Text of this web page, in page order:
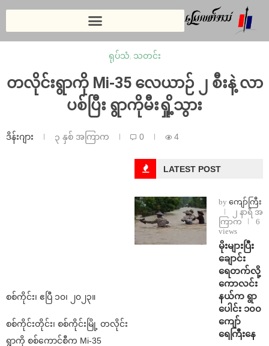
ရုပ်သံ, သတင်း
တလိုင်းရွာကို Mi-35 လေယာဉ် ၂ စီးနဲ့ လာ
ပစ်ပြီး ရွာကိုမီးရှို့သွား
ဒိန်းဂျား ၃ နှစ် အကြာက 0 4
စစ်ကိုင်း၊ ဧပြီ ၁၀၊ ၂၀၂၃။
စစ်ကိုင်းတိုင်း၊ စစ်ကိုင်းမြို့ တလိုင်း
ရွာကို စစ်ကောင်စီက Mi-35
LATEST POST
by ကျော်ကြီး
၂ နာရီ အ
ကြာက
6
views
⁨မိုးများပြီး
ချောင်း
ရေတက်လို့
ကောလင်း
နယ်က ရွာ
ပေါင်း ၁၀၀
ကျော်
ရေကြီးနေ